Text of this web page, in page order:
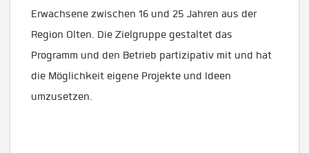
Erwachsene zwischen 16 und 25 Jahren aus der
Region Olten. Die Zielgruppe gestaltet das
Programm und den Betrieb partizipativ mit und hat
die Möglichkeit eigene Projekte und Ideen
umzusetzen.